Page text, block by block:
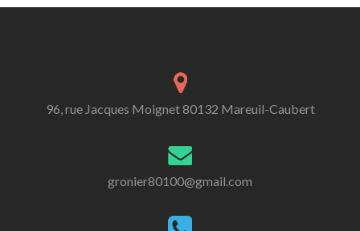
96, rue Jacques Moignet 80132 Mareuil-Caubert
gronier80100@gmail.com